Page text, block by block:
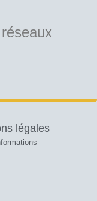
légales